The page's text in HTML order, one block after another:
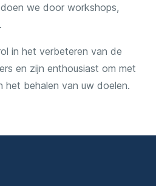
we door workshops,
in het verbeteren van de
en zijn enthousiast om met
het behalen van uw doelen.